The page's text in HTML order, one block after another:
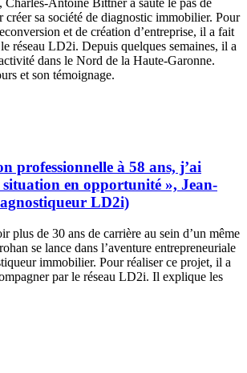
Charles-Antoine Bittner a sauté le pas de
créer sa société de diagnostic immobilier. Pour
et de création d’entreprise, il a fait
réseau LD2i. Depuis quelques semaines, il a
dans le Nord de la Haute-Garonne.
et son témoignage.
professionnelle à 58 ans, j’ai
situation en opportunité », Jean-
LD2i)
plus de 30 ans de carrière au sein d’un même
se lance dans l’aventure entrepreneuriale
immobilier. Pour réaliser ce projet, il a
par le réseau LD2i. Il explique les